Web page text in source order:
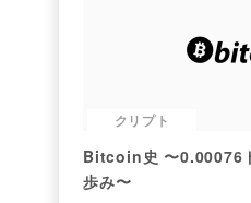
クリプト
Bitcoin史 〜0.00076
歩み〜